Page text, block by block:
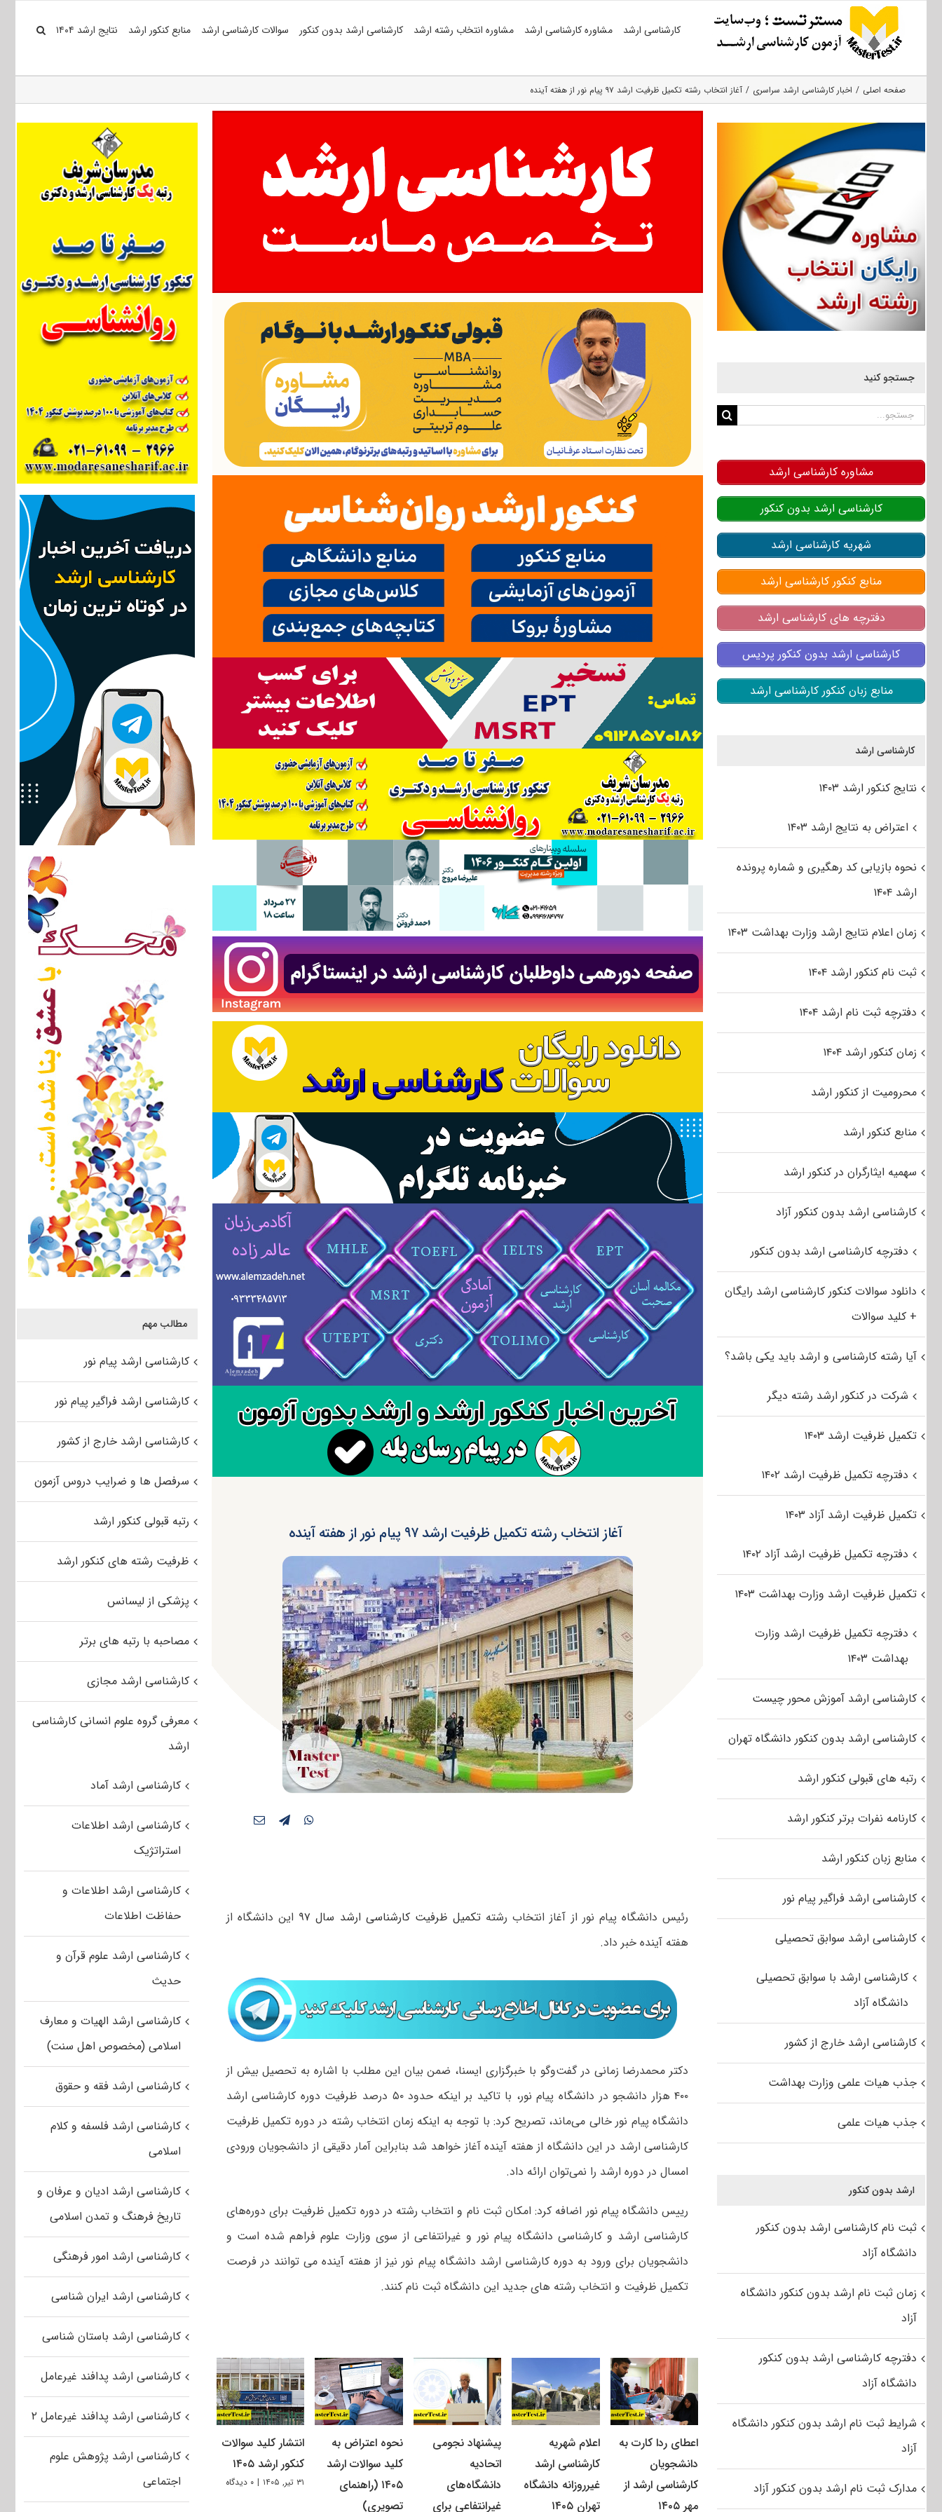
کارشناسی ارشد مشاوره کارشناسی ارشد مشاوره انتخاب رشته ارشد کارشناسی ارشد بدون کنکور سوالات کارشناسی ارشد منابع کنکور ارشد نتایج ارشد ۱۴۰۴
صفحه اصلی اخبار کارشناسی ارشد سراسری آغاز انتخاب رشته تکمیل ظرفیت ارشد ۹۷ پیام نور از هفته آینده
آغاز انتخاب رشته تکمیل ظرفیت ارشد ۹۷ پیام نور از هفته آینده
رئیس دانشگاه پیام نور از آغاز انتخاب رشته تکمیل ظرفیت کارشناسی ارشد سال ۹۷
این دانشگاه از
هفته آینده خبر داد.
دکتر محمدرضا زمانی در گفت‌وگو با خبرگزاری ایسنا، ضمن بیان این مطلب با اشاره به تحصیل بیش از
۴۰۰ هزار دانشجو در دانشگاه پیام نور، با تاکید بر اینکه حدود ۵۰ درصد ظرفیت دوره کارشناسی ارشد
دانشگاه پیام نور خالی می‌ماند، تصریح کرد: با توجه به اینکه زمان انتخاب رشته در دوره تکمیل ظرفیت
کارشناسی ارشد در این دانشگاه از هفته آینده آغاز خواهد شد بنابراین آمار دقیقی از دانشجویان ورودی
امسال در دوره ارشد را نمی‌توان ارائه داد.
رییس دانشگاه پیام نور اضافه کرد: امکان ثبت نام و انتخاب رشته در دوره تکمیل ظرفیت برای دوره‌های
کارشناسی ارشد و کارشناسی دانشگاه پیام نور و غیرانتفاعی از سوی وزارت علوم فراهم شده است و
دانشجویان برای ورود به دوره کارشناسی ارشد دانشگاه پیام نور نیز از هفته آینده می توانند در فرصت
تکمیل ظرفیت و انتخاب رشته های جدید این دانشگاه ثبت نام کنند.
اعطای ردا کارت به
دانشجویان
کارشناسی ارشد از
مهر ۱۴۰۵
اعلام شهریه
کارشناسی ارشد
غیرروزانه دانشگاه
تهران ۱۴۰۵
پیشنهاد نجومی
اتحادیه
دانشگاه‌های
غیرانتفاعی برای
نحوه اعتراض به
کلید سوالات ارشد
۱۴۰۵ (راهنمای
تصویری)
انتشار کلید سوالات
کنکور ارشد ۱۴۰۵
۳۱ تیر, ۱۴۰۵ | ۰ دیدگاه
مطالب مهم
کارشناسی ارشد پیام نور
کارشناسی ارشد فراگیر پیام نور
کارشناسی ارشد خارج از کشور
سرفصل ها و ضرایب دروس آزمون
رتبه قبولی کنکور ارشد
ظرفیت رشته های کنکور ارشد
پزشکی از لیسانس
مصاحبه با رتبه های برتر
کارشناسی ارشد مجازی
معرفی گروه علوم انسانی کارشناسی
ارشد
کارشناسی ارشد آماد
کارشناسی ارشد اطلاعات
استراتژیک
کارشناسی ارشد اطلاعات و
حفاظت اطلاعات
کارشناسی ارشد علوم قرآن و
حدیث
کارشناسی ارشد الهیات و معارف
اسلامی (مخصوص اهل سنت)
کارشناسی ارشد فقه و حقوق
کارشناسی ارشد فلسفه و کلام
اسلامی
کارشناسی ارشد ادیان و عرفان و
تاریخ فرهنگ و تمدن اسلامی
کارشناسی ارشد امور فرهنگی
کارشناسی ارشد ایران شناسی
کارشناسی ارشد باستان شناسی
کارشناسی ارشد پدافند غیرعامل
کارشناسی ارشد پدافند غیرعامل ۲
کارشناسی ارشد پژوهش علوم
اجتماعی
جستجو کنید
جستجو
مشاوره کارشناسی ارشد
کارشناسی ارشد بدون کنکور
شهریه کارشناسی ارشد
منابع کنکور کارشناسی ارشد
دفترچه های کارشناسی ارشد
کارشناسی ارشد بدون کنکور پردیس
منابع زبان کنکور کارشناسی ارشد
کارشناسی ارشد
نتایج کنکور ارشد ۱۴۰۳
اعتراض به نتایج ارشد ۱۴۰۳
نحوه بازیابی کد رهگیری و شماره پرونده
ارشد ۱۴۰۴
زمان اعلام نتایج ارشد وزارت بهداشت ۱۴۰۳
ثبت نام کنکور ارشد ۱۴۰۴
دفترچه ثبت نام ارشد ۱۴۰۴
زمان کنکور ارشد ۱۴۰۴
محرومیت از کنکور ارشد
منابع کنکور ارشد
سهمیه ایثارگران در کنکور ارشد
کارشناسی ارشد بدون کنکور آزاد
دفترچه کارشناسی ارشد بدون کنکور
دانلود سوالات کنکور کارشناسی ارشد رایگان
+ کلید سوالات
آیا رشته کارشناسی و ارشد باید یکی باشد؟
شرکت در کنکور ارشد رشته دیگر
تکمیل ظرفیت ارشد ۱۴۰۳
دفترچه تکمیل ظرفیت ارشد ۱۴۰۲
تکمیل ظرفیت ارشد آزاد ۱۴۰۳
دفترچه تکمیل ظرفیت ارشد آزاد ۱۴۰۲
تکمیل ظرفیت ارشد وزارت بهداشت ۱۴۰۳
دفترچه تکمیل ظرفیت ارشد وزارت
بهداشت ۱۴۰۳
کارشناسی ارشد آموزش محور چیست
کارشناسی ارشد بدون کنکور دانشگاه تهران
رتبه های قبولی کنکور ارشد
کارنامه نفرات برتر کنکور ارشد
منابع زبان کنکور ارشد
کارشناسی ارشد فراگیر پیام نور
کارشناسی ارشد سوابق تحصیلی
کارشناسی ارشد با سوابق تحصیلی
دانشگاه آزاد
کارشناسی ارشد خارج از کشور
جذب هیات علمی وزارت بهداشت
جذب هیات علمی
ارشد بدون کنکور
ثبت نام کارشناسی ارشد بدون کنکور
دانشگاه آزاد
زمان ثبت نام ارشد بدون کنکور دانشگاه
آزاد
دفترچه کارشناسی ارشد بدون کنکور
دانشگاه آزاد
شرایط ثبت نام ارشد بدون کنکور دانشگاه
آزاد
مدارک ثبت نام ارشد بدون کنکور آزاد